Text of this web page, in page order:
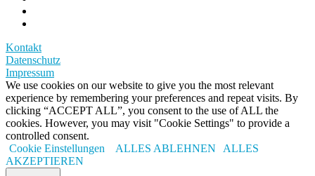
Kontakt
Datenschutz
Impressum
We use cookies on our website to give you the most relevant
experience by remembering your preferences and repeat visits. By
clicking “ACCEPT ALL”, you consent to the use of ALL the
cookies. However, you may visit "Cookie Settings" to provide a
controlled consent.
Cookie Einstellungen
ALLES ABLEHNEN
ALLES
AKZEPTIEREN